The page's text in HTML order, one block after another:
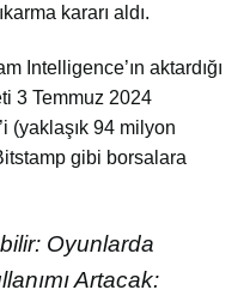
kararı aldı.
Intelligence’ın aktardığı
3 Temmuz 2024
(yaklaşık 94 milyon
gibi borsalara
Oyunlarda
Artacak: